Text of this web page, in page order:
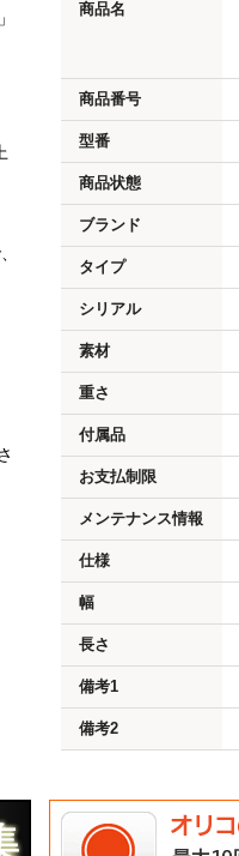
商品名
商品番号
型番
商品状態
ブランド
タイプ
シリアル
素材
重さ
付属品
お支払制限
メンテナンス情報
仕様
幅
長さ
備考1
備考2